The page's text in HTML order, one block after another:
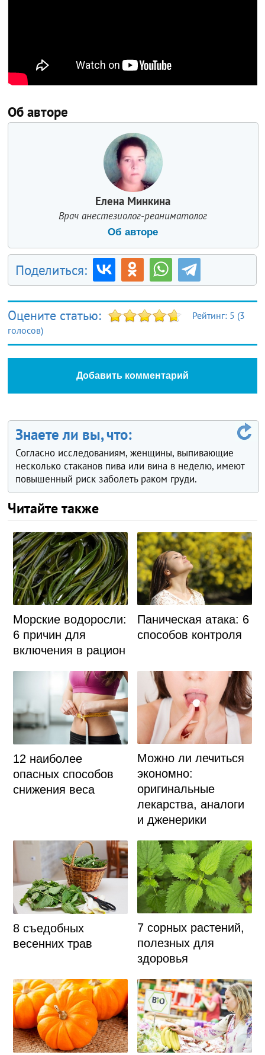
Об авторе
Елена Минкина
Врач анестезиолог-реаниматолог
Об авторе
Поделиться:
Оцените статью: Рейтинг: 5 (3
голосов)
Добавить комментарий
Знаете ли вы, что:
Согласно исследованиям, женщины, выпивающие
несколько стаканов пива или вина в неделю, имеют
повышенный риск заболеть раком груди.
Читайте также
Морские водоросли:
6 причин для
включения в рацион
Паническая атака: 6
способов контроля
12 наиболее
опасных способов
снижения веса
Можно ли лечиться
экономно:
оригинальные
лекарства, аналоги
и дженерики
8 съедобных
весенних трав
7 сорных растений,
полезных для
здоровья